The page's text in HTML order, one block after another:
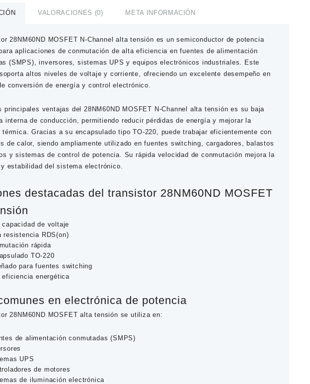
VALORACIONES (0) META INFORMACIÓN
28NM60ND MOSFET N-Channel alta tensión es un semiconductor de potencia
aplicaciones de conmutación de alta eficiencia en fuentes de alimentación
(SMPS), inversores, sistemas UPS y equipos electrónicos industriales. Este
altos niveles de voltaje y corriente, ofreciendo un excelente desempeño en
conversión de energía y control electrónico.
principales ventajas del28NM60ND MOSFET N-Channel alta tensión es su baja
interna de conducción, permitiendo reducir pérdidas de energía y mejorar la
térmica. Gracias a su encapsulado tipoTO-220, puede trabajar eficientemente con
de calor, siendo ampliamente utilizado en fuentes switching, cargadores, balastos
y sistemas de control de potencia. Su rápida velocidad de conmutación mejora la
estabilidad del sistema electrónico.
destacadas del transistor 28NM60ND MOSFET
capacidad de voltaje
resistencia RDS(on)
rápida
TO-220
para fuentes switching
eficiencia energética
en electrónica de potencia
28NM60ND MOSFET alta tensión se utiliza en:
de alimentación conmutadas (SMPS)
UPS
de motores
de iluminación electrónica